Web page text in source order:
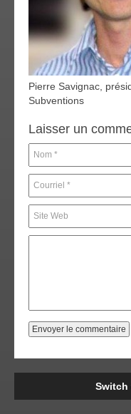
Pierre Savignac,
Subventions
Laisser un
Switch